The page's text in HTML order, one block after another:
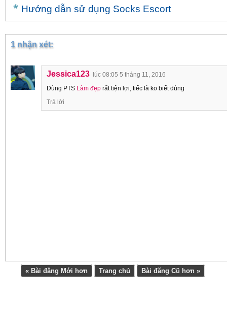
Hướng dẫn sử dụng Socks Escort
1 nhận xét:
Jessica123
lúc 08:05 5 tháng 11, 2016
Dùng PTS Làm đẹp rất tiện lợi, tiếc là ko biết dùng
Trả lời
« Bài đăng Mới hơn Trang chủ Bài đăng Cũ hơn »